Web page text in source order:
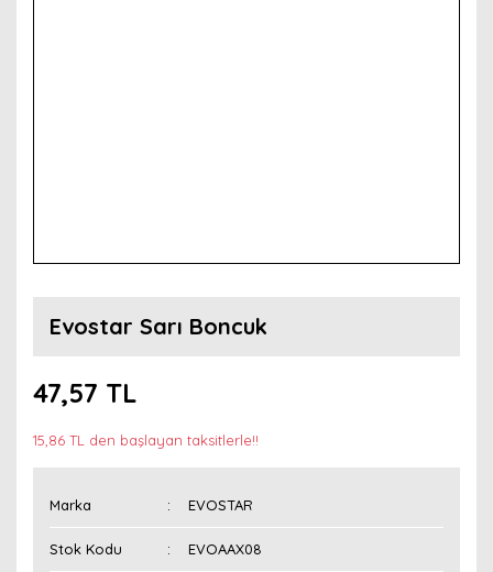
Evostar Sarı Boncuk
47,57 TL
15,86 TL den başlayan taksitlerle!!
Marka EVOSTAR
Stok Kodu EVOAAX08